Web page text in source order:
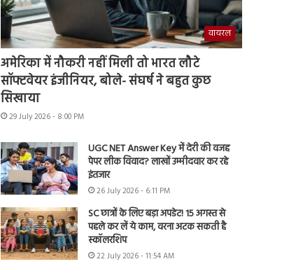
वायरल
अमेरिका में नौकरी नहीं मिली तो भारत लौटे
सॉफ्टवेयर इंजीनियर, बोले- संघर्ष ने बहुत कुछ
सिखाया
29 July 2026 - 8:00 PM
UGC NET Answer Key में देरी की वजह
पेपर लीक विवाद? लाखों उम्मीदवार कर रहे
इंतजार
26 July 2026 - 6:11 PM
SC छात्रों के लिए बड़ा अपडेट! 15 अगस्त से
पहले कर लें ये काम, वरना अटक सकती है
स्कॉलरशिप
22 July 2026 - 11:54 AM